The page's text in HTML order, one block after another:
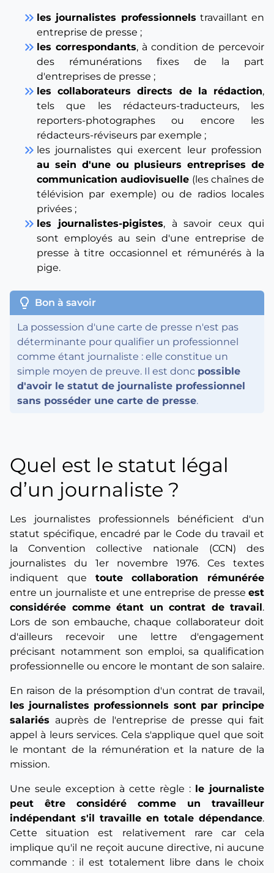
keyboard_double_arrow_right les journalistes professionnels travaillant en
entreprise de presse ;
keyboard_double_arrow_right les correspondants, à condition de percevoir
des rémunérations fixes de la part
d'entreprises de presse ;
keyboard_double_arrow_right les collaborateurs directs de la rédaction,
tels que les rédacteurs-traducteurs, les
reporters-photographes ou encore les
rédacteurs-réviseurs par exemple ;
keyboard_double_arrow_right les journalistes qui exercent leur profession
au sein d'une ou plusieurs entreprises de
communication audiovisuelle (les chaînes de
télévision par exemple) ou de radios locales
privées ;
keyboard_double_arrow_right les journalistes-pigistes, à savoir ceux qui
sont employés au sein d'une entreprise de
presse à titre occasionnel et rémunérés à la
pige.
lightbulb Bon à savoir
La possession d'une carte de presse n'est pas
déterminante pour qualifier un professionnel
comme étant journaliste : elle constitue un
simple moyen de preuve. Il est donc possible
d'avoir le statut de journaliste professionnel
sans posséder une carte de presse.
Quel est le statut légal
d’un journaliste ?
Les journalistes professionnels bénéficient d'un
statut spécifique, encadré par le Code du travail et
la Convention collective nationale (CCN) des
journalistes du 1er novembre 1976. Ces textes
indiquent que toute collaboration rémunérée
entre un journaliste et une entreprise de presse est
considérée comme étant un contrat de travail.
Lors de son embauche, chaque collaborateur doit
d'ailleurs recevoir une lettre d'engagement
précisant notamment son emploi, sa qualification
professionnelle ou encore le montant de son salaire.
En raison de la présomption d'un contrat de travail,
les journalistes professionnels sont par principe
salariés auprès de l'entreprise de presse qui fait
appel à leurs services. Cela s'applique quel que soit
le montant de la rémunération et la nature de la
mission.
Une seule exception à cette règle : le journaliste
peut être considéré comme un travailleur
indépendant s'il travaille en totale dépendance.
Cette situation est relativement rare car cela
implique qu'il ne reçoit aucune directive, ni aucune
commande : il est totalement libre dans le choix